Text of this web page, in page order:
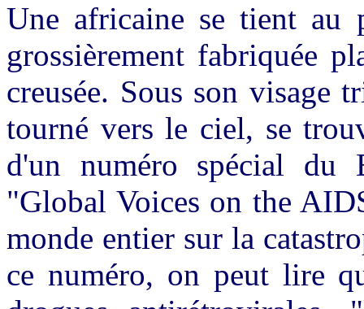
Une africaine se tient au
grossièrement fabriquée
creusée. Sous son visage
tourné vers le ciel, se
d'un numéro spécial du
"Global Voices on the
monde entier sur la
ce numéro, on peut lire